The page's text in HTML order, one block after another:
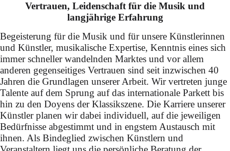
Dirigat Strauss' "Ariadne
auf Naxos" (Regie: Ersan
Mondtag) am Pult der
Wiener Philharmoniker
Vertrauen, Leidenschaft für die Musik und
langjährige Erfahrung
Begeisterung für die Musik und für unsere Künstlerinnen
und Künstler, musikalische Expertise, Kenntnis eines sich
immer schneller wandelnden Marktes und vor allem
anderen gegenseitiges Vertrauen sind seit inzwischen 40
Jahren die Grundlagen unserer Arbeit. Wir vertreten junge
Talente auf dem Sprung auf das internationale Parkett bis
hin zu den Doyens der Klassikszene. Die Karriere unserer
Künstler planen wir dabei individuell, auf die jeweiligen
Bedürfnisse abgestimmt und in engstem Austausch mit
ihnen. Als Bindeglied zwischen Künstlern und